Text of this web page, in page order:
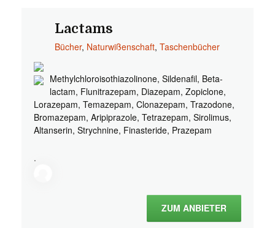
Lactams
Bücher, Naturwißenschaft, Taschenbücher
Methylchloroisothiazolinone, Sildenafil, Beta-
lactam, Flunitrazepam, Diazepam, Zopiclone,
Lorazepam, Temazepam, Clonazepam, Trazodone,
Bromazepam, Aripiprazole, Tetrazepam, Sirolimus,
Altanserin, Strychnine, Finasteride, Prazepam
.
ZUM ANBIETER